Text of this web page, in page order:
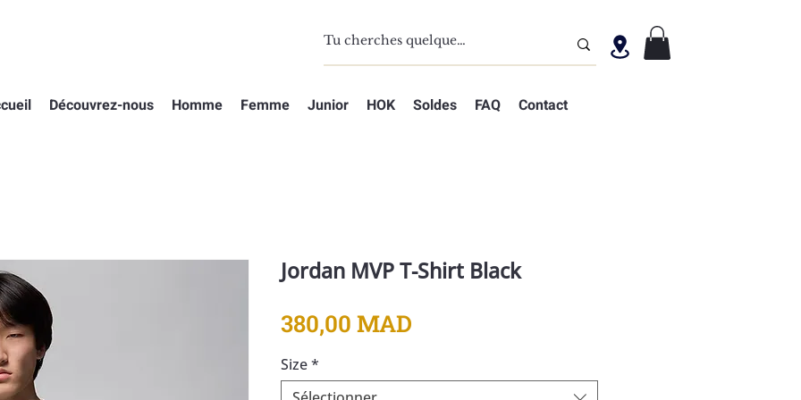
Découvrez-nous Homme Femme Junior HOK Soldes FAQ Contact
Jordan MVP T-Shirt Black
380,00 MAD
Size*